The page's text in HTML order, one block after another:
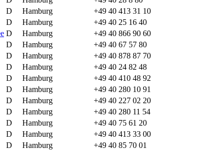
D Hamburg
+49 40 413 31 10
D Hamburg
+49 40 25 16 40
D Hamburg
+49 40 866 90 60
D Hamburg
+49 40 67 57 80
D Hamburg
+49 40 878 87 70
D Hamburg
+49 40 24 82 48
D Hamburg
+49 40 410 48 92
D Hamburg
+49 40 280 10 91
D Hamburg
+49 40 227 02 20
D Hamburg
+49 40 280 11 54
D Hamburg
+49 40 75 61 20
D Hamburg
+49 40 413 33 00
D Hamburg
+49 40 85 70 01